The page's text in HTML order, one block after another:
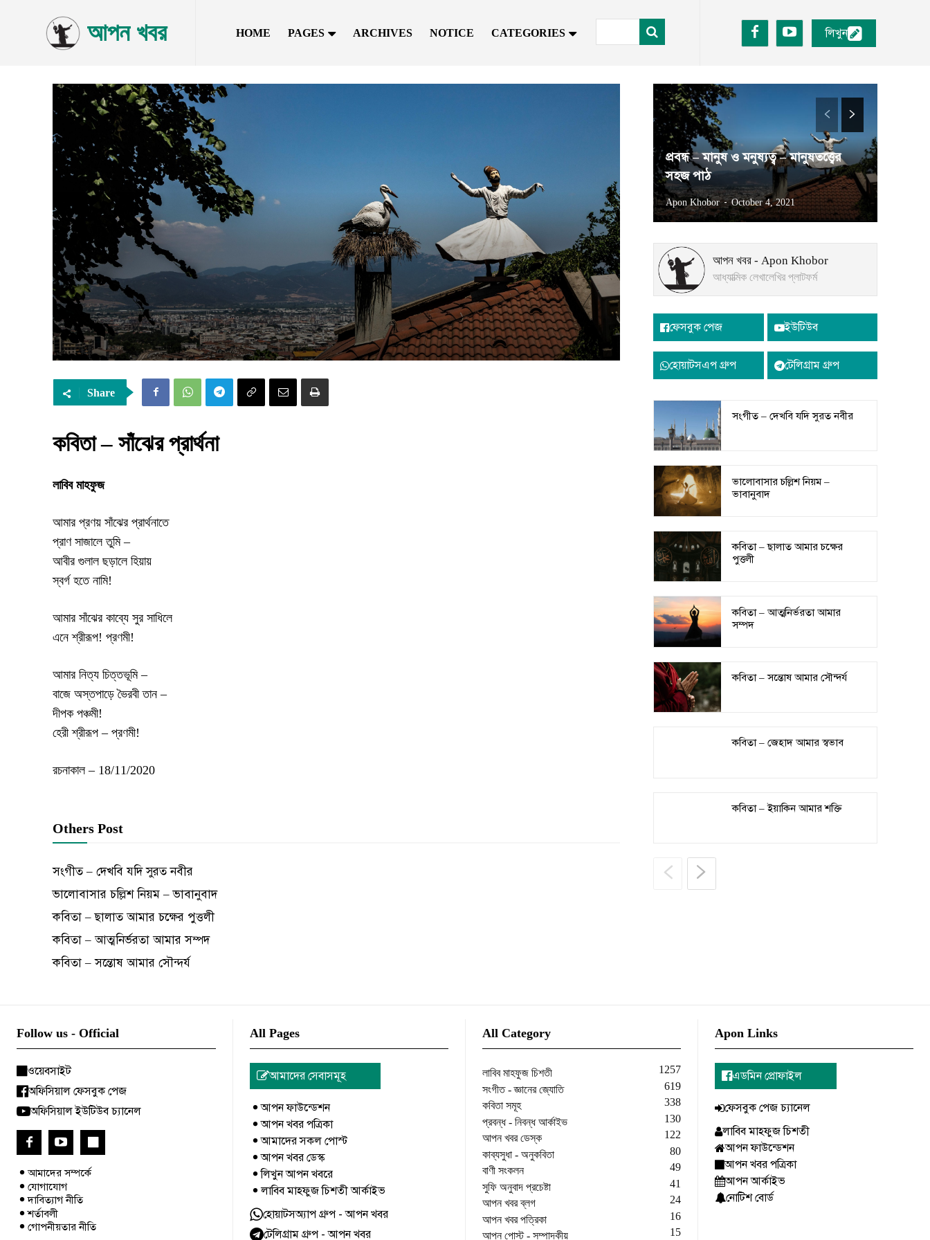
আপন খবর HOME PAGES ARCHIVES NOTICE CATEGORIES লিখুন
Share
কবিতা – সাঁঝের প্রার্থনা
লাবিব মাহফুজ
আমার প্রণয় সাঁঝের প্রার্থনাতে
প্রাণ সাজালে তুমি –
আবীর গুলাল ছড়ালে হিয়ায়
স্বর্গ হতে নামি!
আমার সাঁঝের কাব্যে সুর সাধিলে
এনে শ্রীরূপ! প্রণমী!
আমার নিত্য চিত্তভূমি –
বাজে অস্তপাড়ে ভৈরবী তান –
দীপক পঞ্চমী!
হেরী শ্রীরূপ – প্রণমী!
রচনাকাল – 18/11/2020
Others Post
সংগীত – দেখবি যদি সুরত নবীর
ভালোবাসার চল্লিশ নিয়ম – ভাবানুবাদ
কবিতা – ছালাত আমার চক্ষের পুত্তলী
কবিতা – আত্মনির্ভরতা আমার সম্পদ
কবিতা – সন্তোষ আমার সৌন্দর্য
প্রবন্ধ – মানুষ ও মনুষ্যত্ব – মানুষতত্ত্বের
সহজ পাঠ
Apon Khobor - October 4, 2021
আপন খবর - Apon Khobor
আধ্যাত্মিক লেখালেখির প্লাটফর্ম
ফেসবুক পেজ ইউটিউব
হোয়াটসএপ গ্রুপ টেলিগ্রাম গ্রুপ
সংগীত – দেখবি যদি সুরত নবীর
ভালোবাসার চল্লিশ নিয়ম –
ভাবানুবাদ
কবিতা – ছালাত আমার চক্ষের
পুত্তলী
কবিতা – আত্মনির্ভরতা আমার
সম্পদ
কবিতা – সন্তোষ আমার সৌন্দর্য
কবিতা – জেহাদ আমার স্বভাব
কবিতা – ইয়াকিন আমার শক্তি
Follow us - Official
ওয়েবসাইট
অফিসিয়াল ফেসবুক পেজ
অফিসিয়াল ইউটিউব চ্যানেল
আমাদের সম্পর্কে
যোগাযোগ
দাবিত্যাগ নীতি
শর্তাবলী
গোপনীয়তার নীতি
All Pages
আমাদের সেবাসমূহ
আপন ফাউন্ডেশন
আপন খবর পত্রিকা
আমাদের সকল পোস্ট
আপন খবর ডেস্ক
লিখুন আপন খবরে
লাবিব মাহফুজ চিশতী আর্কাইভ
হোয়াটসঅ্যাপ গ্রুপ - আপন খবর
টেলিগ্রাম গ্রুপ - আপন খবর
All Category
লাবিব মাহফুজ চিশতী
1257
সংগীত - জ্ঞানের জ্যোতি
619
কবিতা সমূহ
338
প্রবন্ধ - নিবন্ধ আর্কাইভ
130
আপন খবর ডেস্ক
122
কাব্যসুধা - অনুকবিতা
80
বাণী সংকলন
49
সুফি অনুবাদ প্রচেষ্টা
41
আপন খবর ব্লগ
24
আপন খবর পত্রিকা
16
আপন পোস্ট - সম্পাদকীয়
15
Apon Links
এডমিন প্রোফাইল
ফেসবুক পেজ চ্যানেল
লাবিব মাহফুজ চিশতী
আপন ফাউন্ডেশন
আপন খবর পত্রিকা
আপন আর্কাইভ
নোটিশ বোর্ড